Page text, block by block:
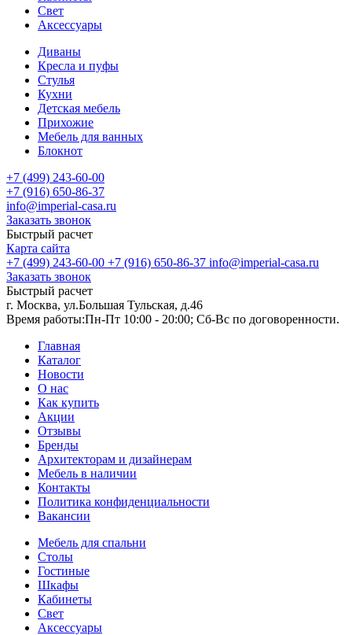
Свет
Аксессуары
Диваны
Кресла и пуфы
Стулья
Кухни
Детская мебель
Прихожие
Мебель для ванных
Блокнот
+7 (499) 243-60-00
+7 (916) 650-86-37
info@imperial-casa.ru
Заказать звонок
Быстрый расчет
Карта сайта
+7 (499) 243-60-00 +7 (916) 650-86-37 info@imperial-casa.ru
Заказать звонок
Быстрый расчет
г. Москва, ул.Большая Тульская, д.46
Время работы:Пн-Пт 10:00 - 20:00; Сб-Вс по договоренности.
Главная
Каталог
Новости
О нас
Как купить
Акции
Отзывы
Бренды
Архитекторам и дизайнерам
Мебель в наличии
Контакты
Политика конфиденциальности
Вакансии
Мебель для спальни
Столы
Гостиные
Шкафы
Кабинеты
Свет
Аксессуары